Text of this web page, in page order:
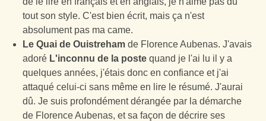
tout son style. C'est bien écrit, mais ça n'est
absolument pas ma came.
Le Quai de Ouistreham de Florence Aubenas. J'avais
adoré L'inconnu de la poste quand je l'ai lu il y a
quelques années, j'étais donc en confiance et j'ai
attaqué celui-ci sans même en lire le résumé. J'aurai
dû. Je suis profondément dérangée par la démarche
de Florence Aubenas, et sa façon de décrire ses